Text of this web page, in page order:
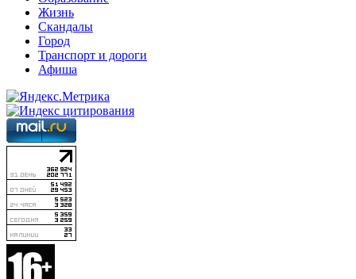
Жизнь
Скандалы
Город
Транспорт и дороги
Афиша